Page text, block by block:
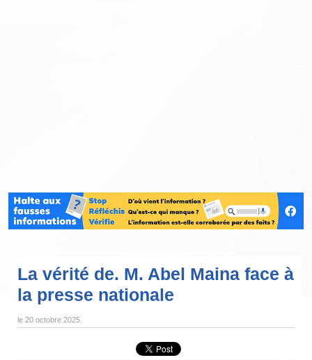
La vérité de. M. Abel Maina face à
la presse nationale
le 20 octobre 2025